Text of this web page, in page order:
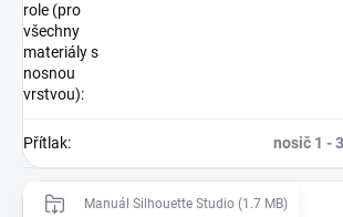
role (pro
všechny
materiály s
nosnou
vrstvou):
Přítlak: nosič 1 -
Manuál Silhouette Studio (1.7 MB)